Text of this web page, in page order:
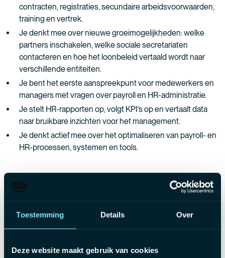
Toestemming Details Over
Deze website maakt gebruik van cookies
contracten, registraties, secundaire arbeidsvoorwaarden,
training en vertrek.
Je denkt mee over nieuwe groeimogelijkheden: welke
partners inschakelen, welke sociale secretariaten
contacteren en hoe het loonbeleid vertaald wordt naar
verschillende entiteiten.
Je bent het eerste aanspreekpunt voor medewerkers en
managers met vragen over payroll en HR-administratie.
Je stelt HR-rapporten op, volgt KPI’s op en vertaalt data
naar bruikbare inzichten voor het management.
Je denkt actief mee over het optimaliseren van payroll- en
HR-processen, systemen en tools.
Jouw profiel
Kennis van sociale wetgeving en inkomstenbelasting